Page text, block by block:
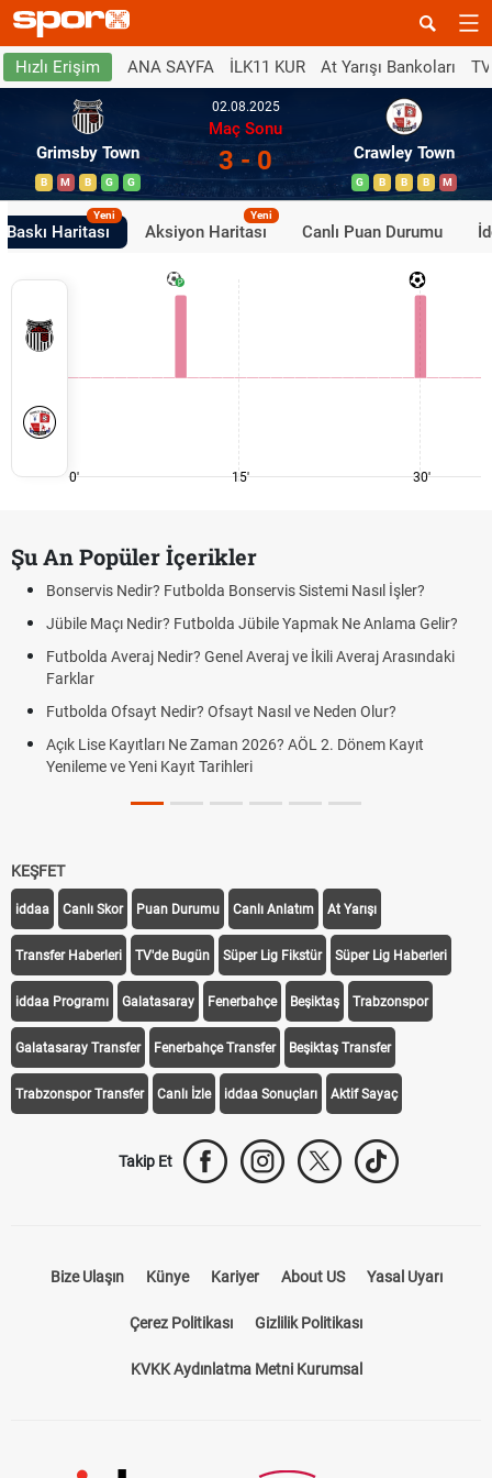
Hızlı Erişim ANA SAYFA İLK11 KUR At Yarışı Bankoları
Grimsby Town
B M B G G
02.08.2025
Maç Sonu
3 - 0 Crawley Town
G B B B M
Baskı Haritası
Yeni
Aksiyon Haritası
Yeni
Canlı Puan Durumu
0' 15' 30'
Şu An Popüler İçerikler
Bonservis Nedir? Futbolda Bonservis Sistemi Nasıl İşler?
Jübile Maçı Nedir? Futbolda Jübile Yapmak Ne Anlama Gelir?
Futbolda Averaj Nedir? Genel Averaj ve İkili Averaj Arasındaki
Farklar
Futbolda Ofsayt Nedir? Ofsayt Nasıl ve Neden Olur?
Açık Lise Kayıtları Ne Zaman 2026? AÖL 2. Dönem Kayıt
Yenileme ve Yeni Kayıt Tarihleri
KEŞFET
iddaa Canlı Skor Puan Durumu Canlı Anlatım At Yarışı
Transfer Haberleri TV'de Bugün Süper Lig Fikstür Süper Lig Haberleri
iddaa Programı Galatasaray Fenerbahçe Beşiktaş Trabzonspor
Galatasaray Transfer Fenerbahçe Transfer Beşiktaş Transfer
Trabzonspor Transfer Canlı İzle iddaa Sonuçları Aktif Sayaç
Takip Et
Bize Ulaşın Künye Kariyer About US Yasal Uyarı
Çerez Politikası Gizlilik Politikası
KVKK Aydınlatma Metni Kurumsal